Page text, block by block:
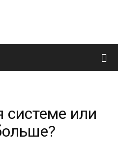
Французский
и
системе или